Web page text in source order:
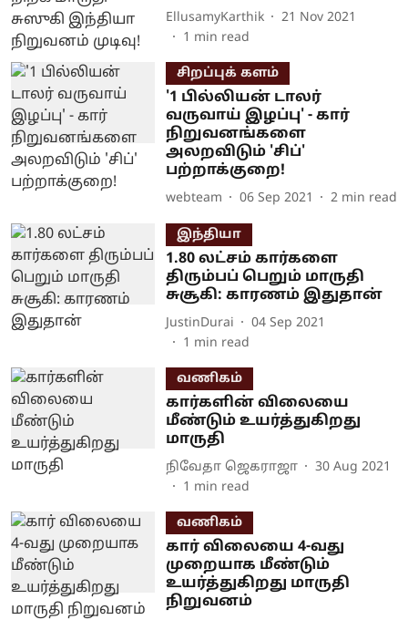
EllusamyKarthik
21 Nov 2021
1 min read
சிறப்புக் களம்
'1 பில்லியன் டாலர்
வருவாய் இழப்பு' - கார்
நிறுவனங்களை
அலறவிடும் 'சிப்'
பற்றாக்குறை!
webteam 06 Sep 2021 2 min read
இந்தியா
1.80 லட்சம் கார்களை
திரும்பப் பெறும் மாருதி
சுசூகி: காரணம் இதுதான்
JustinDurai
04 Sep 2021
1 min read
வணிகம்
கார்களின் விலையை
மீண்டும் உயர்த்துகிறது
மாருதி
நிவேதா ஜெகராஜா
30 Aug 2021
1 min read
வணிகம்
கார் விலையை 4-வது
முறையாக மீண்டும்
உயர்த்துகிறது மாருதி
நிறுவனம்